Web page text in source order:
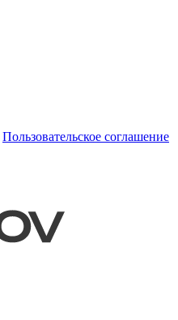
Пользовательское соглашение